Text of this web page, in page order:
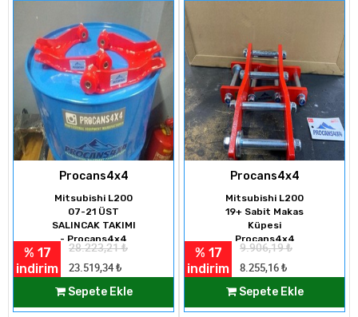
Procans4x4
Mitsubishi L200
07-21 ÜST
SALINCAK TAKIMI
- Procans4x4
(ROTİLLİ)
% 17
indirim
28.223,21₺
23.519,34 ₺
Sepete Ekle
Procans4x4
Mitsubishi L200
19+ Sabit Makas
Küpesi
Procans4x4
% 17
indirim
9.906,19₺
8.255,16 ₺
Sepete Ekle